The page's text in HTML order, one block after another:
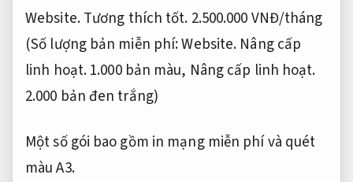
Website.Tương thích tốt. 2.500.000 VNĐ/tháng
(Số lượng bản miễn phí:Website. Nâng cấp
linh hoạt.1.000 bản màu, Nâng cấp linh hoạt.
2.000 bản đen trắng)
Một số gói bao gồm in mạng miễn phí và quét
màu A3.